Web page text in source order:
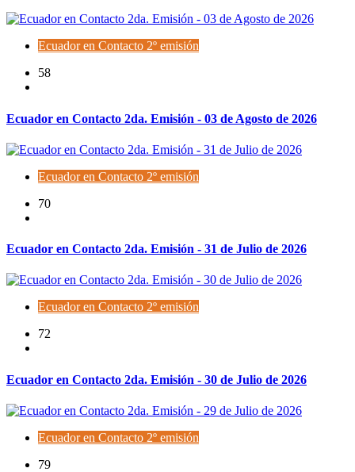
Ecuador en Contacto 2º emisión
58
Ecuador en Contacto 2da. Emisión - 03 de Agosto de 2026
Ecuador en Contacto 2º emisión
70
Ecuador en Contacto 2da. Emisión - 31 de Julio de 2026
Ecuador en Contacto 2º emisión
72
Ecuador en Contacto 2da. Emisión - 30 de Julio de 2026
Ecuador en Contacto 2º emisión
79